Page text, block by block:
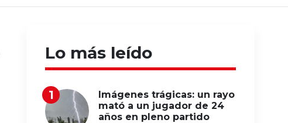
Lo más leído
Imágenes trágicas: un rayo
mató a un jugador de 24
años en pleno partido